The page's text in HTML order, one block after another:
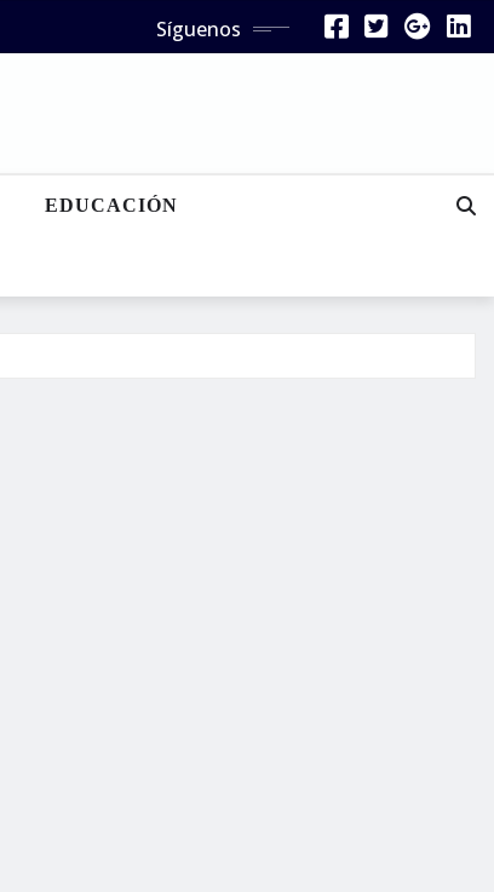
Síguenos
EDUCACIÓN